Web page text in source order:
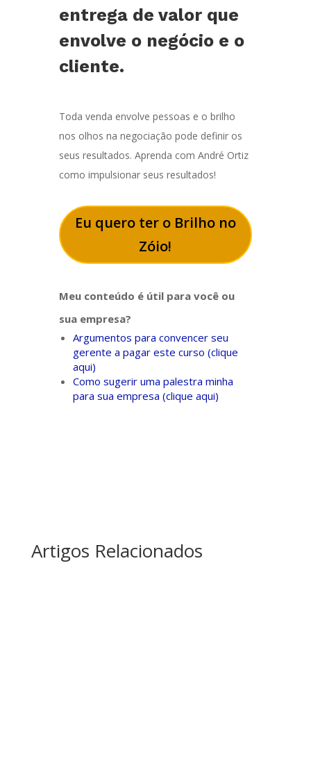
entrega de valor que
envolve o negócio e o
cliente.
Toda venda envolve pessoas e o brilho
nos olhos na negociação pode definir os
seus resultados. Aprenda com André Ortiz
como impulsionar seus resultados!
Eu quero ter o Brilho no
Zóio!
Meu conteúdo é útil para você ou
sua empresa?
Argumentos para convencer seu
gerente a pagar este curso (clique
aqui)
Como sugerir uma palestra minha
para sua empresa (clique aqui)
Artigos Relacionados